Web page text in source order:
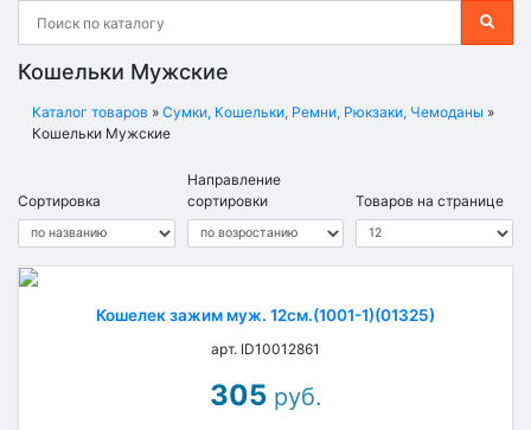
Кошельки Мужские
Каталог товаров » Сумки, Кошельки, Ремни, Рюкзаки, Чемоданы »
Кошельки Мужские
Сортировка
Направление
сортировки
Товаров на странице
Кошелек зажим муж. 12см.(1001-1)(01325)
арт. ID10012861
305руб.